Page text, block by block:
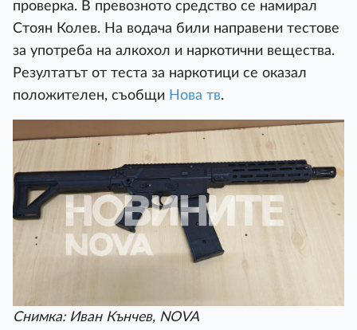
проверка. В превозното средство се намирал
Стоян Колев. На водача били направени тестове
за употреба на алкохол и наркотични вещества.
Резултатът от теста за наркотици се оказал
положителен, съобщи Нова тв.
Снимка: Иван Кънчев, NOVA